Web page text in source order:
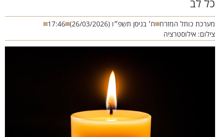
לב
כותל המזרח ח׳ בניסן תשפ״ו (26/03/2026)
17:46
אילוסטרציה